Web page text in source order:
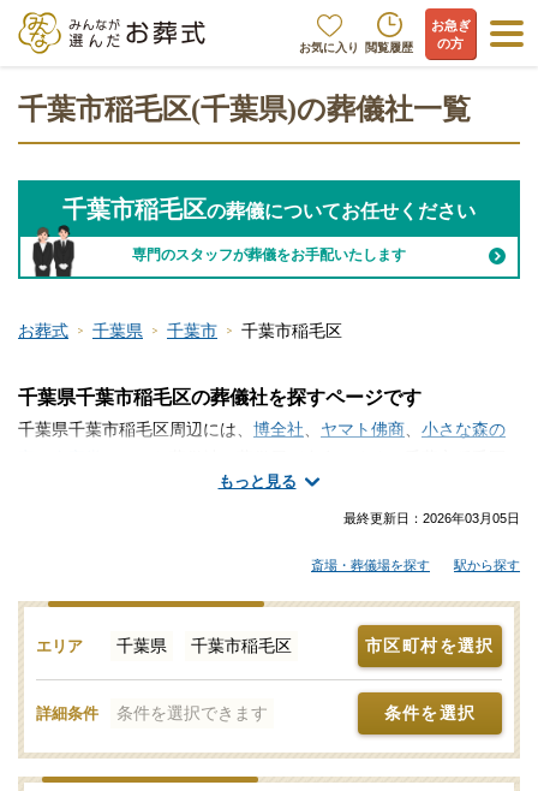
お気に入り 閲覧履歴
お急ぎ
の方
千葉市稲毛区(千葉県)の葬儀社一覧
千葉市稲毛区の葬儀についてお任せください
専門のスタッフが葬儀をお手配いたします
お葬式 千葉県 千葉市 千葉市稲毛区
もっと見る
千葉県千葉市稲毛区の葬儀社を探すページです
千葉県千葉市稲毛区周辺には、 博全社、 ヤマト佛商、 小さな森の
には複数の葬儀社がございます。火葬のみ、一日葬、家族葬、一
般的な葬儀など、手厚く真心のこもったサービスが魅力の葬儀社
わせて選択することが大切です。各葬儀社の特徴、おすすめの葬
儀社などをご覧ください。「みんなが選んだお葬式」では、基準
を満たした千葉市稲毛区対応の葬儀社をご紹介しております。少
しでもご不明点などがあれば、些細と思われることでも遠慮な
最終更新日： 2026年03月05日
斎場・葬儀場を探す 駅から探す
エリア 千葉県 千葉市稲毛区 市区町村を選択
詳細条件 条件を選択できます 条件を選択